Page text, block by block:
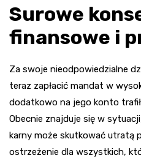
Surowe
finansowe i
Za swoje nieodpowiedzialne
teraz zapłacić mandat w
dodatkowo na jego konto
Obecnie znajduje się w
karny może skutkować utratą
ostrzeżenie dla wszystkich,